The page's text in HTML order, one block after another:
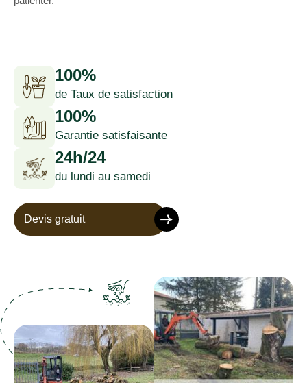
100%
de Taux de satisfaction
100%
Garantie satisfaisante
24h/24
du lundi au samedi
Devis gratuit